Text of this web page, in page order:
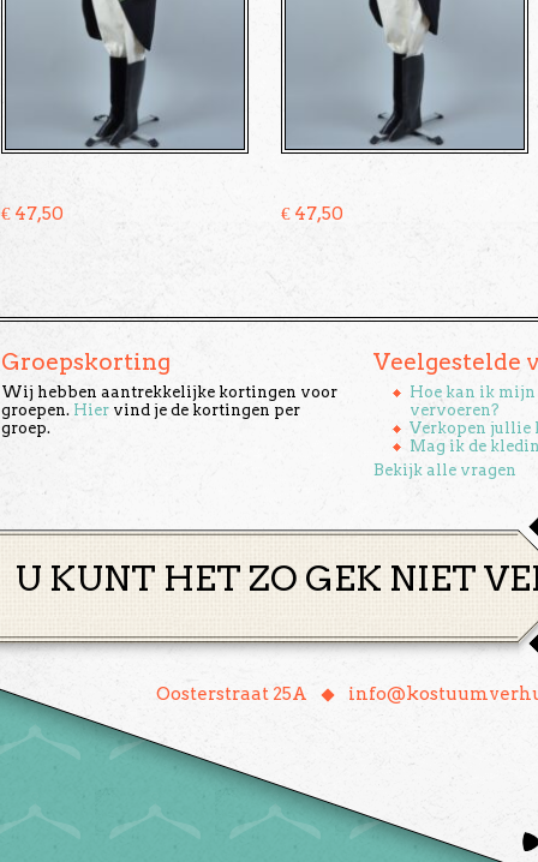
€ 47,50 €47,50
Groepskorting
Wij hebben aantrekkelijke kortingen voor
groepen. Hier vind je de kortingen per
groep.
Veelgestelde
Hoe kan ik
vervoeren?
Verkopen jullie
Mag ik de
Bekijk alle vragen
U KUNT HET ZO GEK NIET
Oosterstraat 25A ♦